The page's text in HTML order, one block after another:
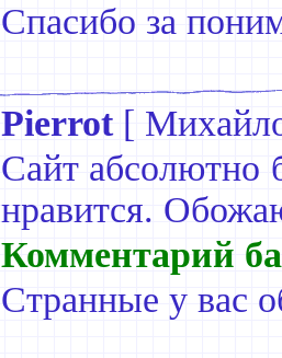
Спасибо за
Pierrot[
Сайт абсолютно
нравится.
Комментарий
Странные у вас